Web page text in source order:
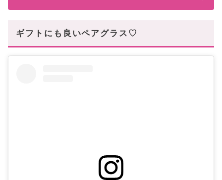
ギフトにも良いペアグラス♡